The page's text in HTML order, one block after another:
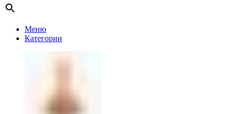
Меню
Категории